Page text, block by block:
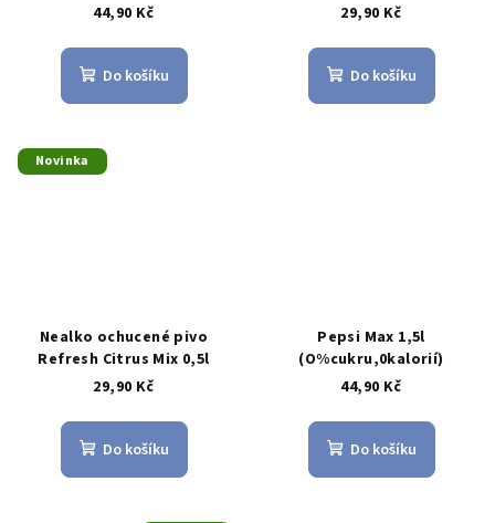
44,90 Kč
Do košíku
29,90 Kč
Do košíku
Novinka
Nealko ochucené pivo
Refresh Citrus Mix 0,5l
29,90 Kč
Do košíku
Pepsi Max 1,5l
(O%cukru,0kalorií)
44,90 Kč
Do košíku